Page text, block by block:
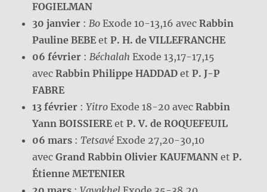
FOGIELMAN
30 janvier :Bo Exode 10-13,16 avecRabbin
Pauline BEBE etP. H. de VILLEFRANCHE
06 février :Béchalah Exode 13,17-17,15
avecRabbin Philippe HADDAD etP. J-P
FABRE
13 février :Yitro Exode 18-20 avecRabbin
Yann BOISSIERE etP. V. de ROQUEFEUIL
06 mars :Tetsavé Exode 27,20-30,10
avecGrand Rabbin Olivier KAUFMANNetP.
Étienne METENIER